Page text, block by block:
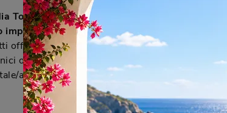
Tomasella Vinci A01 è realizzata con materiali
impatto ambientale?
offerti da Arredamenti Caprotti sono realizzati
o trattamenti a basso impatto
atossici, garantendo un ambiente più sano.